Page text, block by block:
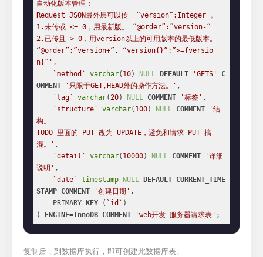
自动化版本管理：
Request JSON最外层可以传  “version”:Integer 。
1.未传或 <= 0，用最新版。 “@order”:”version-“
2.已传且 > 0，用version以上的可用版本的最低版本。
“@order”:”version+”, “version{}”:”>={versio
n}”' ,
`method`
varchar( 10) NULL DEFAULT 'GETS'
C
OMMENT
'只限于GET,HEAD外的操作方法。' ,
`tag`
varchar(20) NULL COMMENT '标签' ,
`structure`
varchar( 100) NULL COMMENT
'结
构。
TODO 里面的 PUT 改为 UPDATE，避免和请求 PUT 搞
混。' ,
`detail`
varchar( 10000) NULL COMMENT
'详细
说明' ,
`date`
timestamp NULL DEFAULT CURRENT_TIME
STAMP COMMENT '创建日期' ,
    PRIMARY
KEY ( `id` )
)
ENGINE=InnoDB COMMENT 'web开发-服务器请求表' ;
复制后，到数据库执行，即可创建此数据库表。